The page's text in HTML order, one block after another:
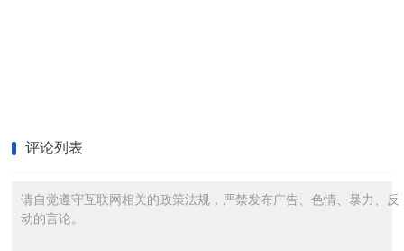
评论列表
请自觉遵守互联网相关的政策法规，严禁发布广告、色情、暴力、反
动的言论。